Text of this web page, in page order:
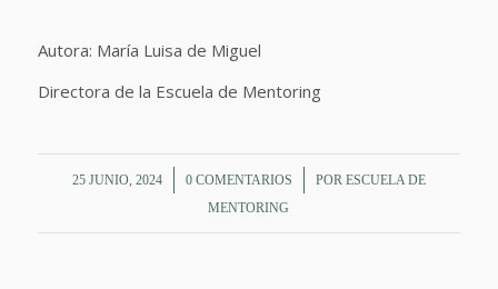
Autora: María Luisa de Miguel
Directora de la Escuela de Mentoring
25 JUNIO, 2024
/ 0 COMENTARIOS
/ POR ESCUELA DE
MENTORING